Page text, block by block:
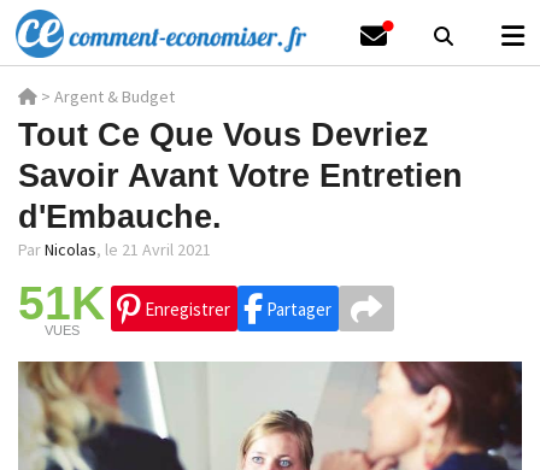
> Argent & Budget
Tout Ce Que Vous Devriez
Savoir Avant Votre Entretien
d'Embauche.
ParNicolas, le 21 Avril 2021
51K
VUES
Enregistrer Partager